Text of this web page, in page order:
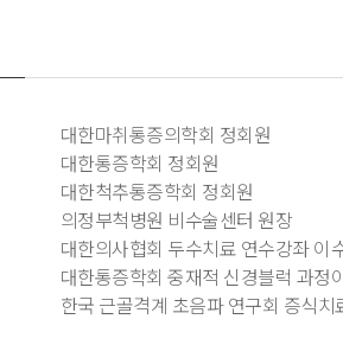
대한마취통증의학회 정회원
대한통증학회 정회원
대한척추통증학회 정회원
의정부척병원 비수술센터 원장
대한의사협회 두수치료 연수강좌 이
대한통증학회 중재적 신경블럭 과정
한국 근골격계 초음파 연구회 증식치